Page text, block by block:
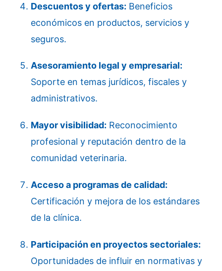
Descuentos y ofertas: Beneficios
económicos en productos, servicios y
seguros.
Asesoramiento legal y empresarial:
Soporte en temas jurídicos, fiscales y
administrativos.
Mayor visibilidad: Reconocimiento
profesional y reputación dentro de la
comunidad veterinaria.
Acceso a programas de calidad:
Certificación y mejora de los estándares
de la clínica.
Participación en proyectos sectoriales:
Oportunidades de influir en normativas y